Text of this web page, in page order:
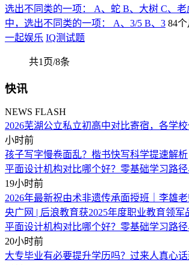
选出不同类的一项： A、蛇 B、大树 C、
中，选出不同类的一项： A、3/5 B、3 84
一起娱乐 IQ测试题
共1页/8条
快讯
NEWS FLASH
2026芜湖公立私立初高中对比寄宿，各学
小时前
孩子写字慢卷面乱？楷书快写科学提速解析
平面设计机构对比哪个好？零基础学习路
19小时前
2026年最新祝由术非遗传承面授班｜李雄
央广网 | 后浪教育获2025年度职业教育领军
平面设计机构对比哪个好？零基础学习路
20小时前
大专毕业有必要提升学历吗？过来人真心话